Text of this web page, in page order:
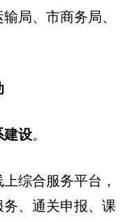
局、市商务局、
建设。
综合服务平台，
、通关申报、课